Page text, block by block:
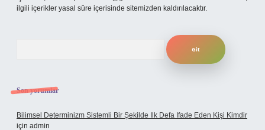
ilgili içerikler yasal süre içerisinde sitemizden kaldırılacaktır.
Son yorumlar
Bilimsel Determinizm Sistemli Bir Şekilde Ilk Defa Ifade Eden Kişi Kimdir
için admin